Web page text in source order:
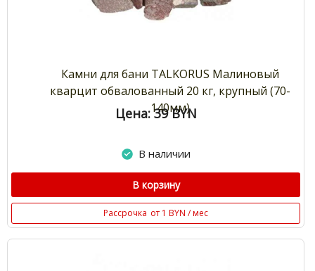
Камни для бани TALKORUS Малиновый
кварцит обвалованный 20 кг, крупный (70-
140мм)
Цена: 39 BYN
В наличии
В корзину
Рассрочка от 1 BYN / мес